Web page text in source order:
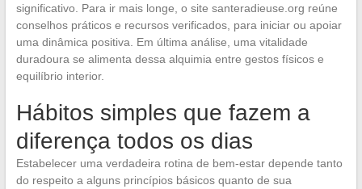
significativo. Para ir mais longe, o site santeradieuse.org reúne
conselhos práticos e recursos verificados, para iniciar ou apoiar
uma dinâmica positiva. Em última análise, uma vitalidade
duradoura se alimenta dessa alquimia entre gestos físicos e
equilíbrio interior.
Hábitos simples que fazem a
diferença todos os dias
Estabelecer uma verdadeira rotina de bem-estar depende tanto
do respeito a alguns princípios básicos quanto de sua